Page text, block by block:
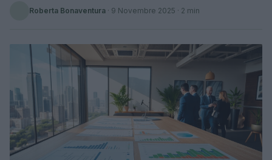
Roberta Bonaventura · 9 Novembre 2025 · 2 min